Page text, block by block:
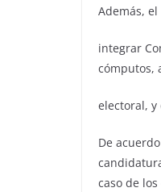
Además, el
integrar
cómputos,
electoral, y
De
caso de